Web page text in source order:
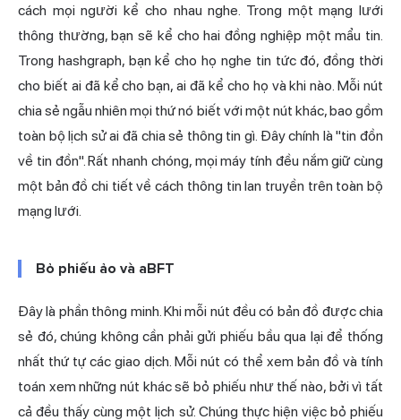
cách mọi người kể cho nhau nghe. Trong một mạng lưới
thông thường, bạn sẽ kể cho hai đồng nghiệp một mẩu tin.
Trong hashgraph, bạn kể cho họ nghe tin tức đó, đồng thời
cho biết ai đã kể cho bạn, ai đã kể cho họ và khi nào. Mỗi nút
chia sẻ ngẫu nhiên mọi thứ nó biết với một nút khác, bao gồm
toàn bộ lịch sử ai đã chia sẻ thông tin gì. Đây chính là "tin đồn
về tin đồn". Rất nhanh chóng, mọi máy tính đều nắm giữ cùng
một bản đồ chi tiết về cách thông tin lan truyền trên toàn bộ
mạng lưới.
Bỏ phiếu ảo và aBFT
Đây là phần thông minh. Khi mỗi nút đều có bản đồ được chia
sẻ đó, chúng không cần phải gửi phiếu bầu qua lại để thống
nhất thứ tự các giao dịch. Mỗi nút có thể xem bản đồ và tính
toán xem những nút khác sẽ bỏ phiếu như thế nào, bởi vì tất
cả đều thấy cùng một lịch sử. Chúng thực hiện việc bỏ phiếu